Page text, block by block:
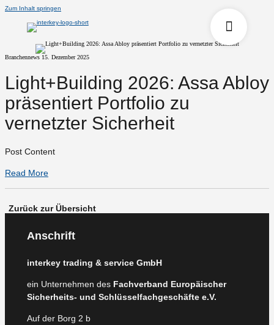
Zum Inhalt springen
Branchennews 15. Dezember 2025
Light+Building 2026: Assa Abloy
präsentiert Portfolio zu
vernetzter Sicherheit
Post Content
Read More
Zurück zur Übersicht
Anschrift
interkey trading & service GmbH
ein Unternehmen des Fachverband Europäischer
Sicherheits- und Schlüsselfachgeschäfte e.V.
Auf der Borg 2 b